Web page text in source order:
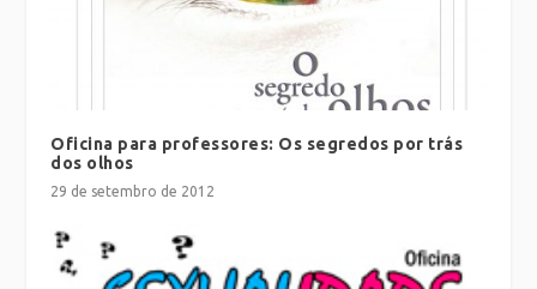
Oficina para professores: Os segredos por trás
dos olhos
29 de setembro de 2012